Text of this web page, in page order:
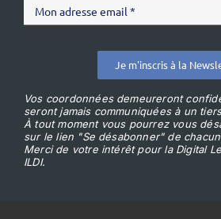
Je m'inscris à la
Vos coordonnées demeureront
seront jamais communiquées à un
À tout moment vous pourrez vous
sur le lien "Se désabonner" de
Merci de votre intérêt pour la Digital
ILDI.